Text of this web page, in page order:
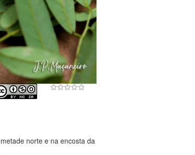
norte e na encosta da